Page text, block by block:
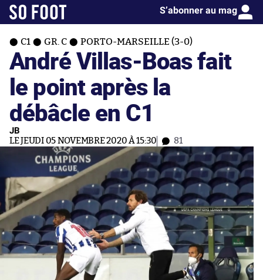
S’abonner au mag
C1 GR. C PORTO-MARSEILLE (3-0)
André Villas-Boas fait
le point après la
débâcle en C1
JB
LE JEUDI 05 NOVEMBRE 2020 À 15:30 81